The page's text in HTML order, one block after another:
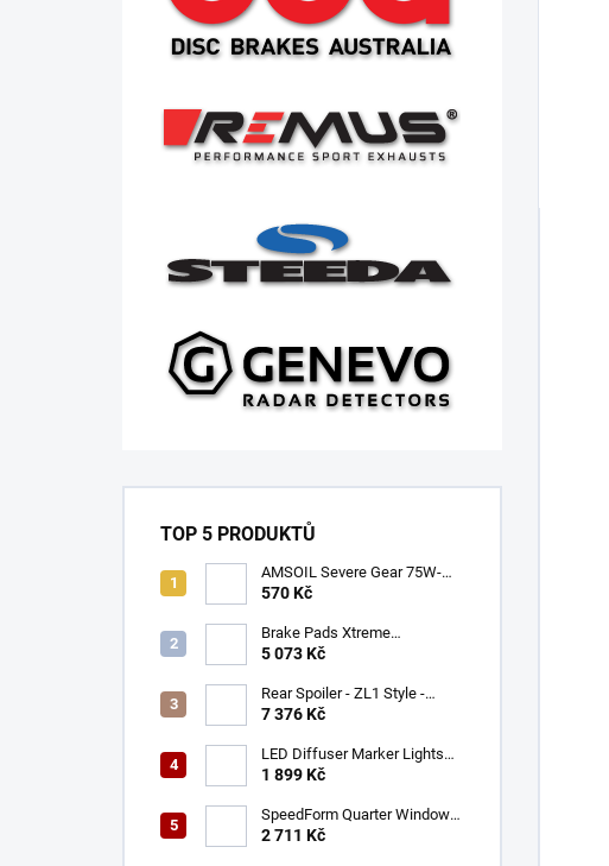
TOP 5 PRODUKTŮ
AMSOIL Severe Gear 75W-
140
570 Kč
Brake Pads Xtreme
Performance ECE R90
(DB9021XP)
5 073 Kč
Rear Spoiler - ZL1 Style -
Gloss Black (CAMARO 16-23)
7 376 Kč
LED Diffuser Marker Lights
(CHALLENGER 15-23)
1 899 Kč
SpeedForm Quarter Window
Louvers - Gloss Black
2 711 Kč